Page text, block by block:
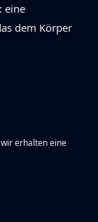
eine
dem Körper
erhalten eine